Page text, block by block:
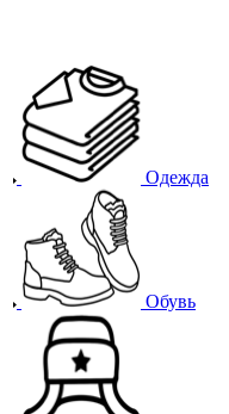
Одежда
Обувь